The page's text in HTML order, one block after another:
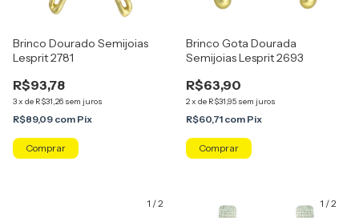
Brinco Dourado Semijoias
Lesprit 2781
R$93,78
3x de R$31,26 sem juros
R$89,09 com Pix
Comprar
Brinco Gota Dourada
Semijoias Lesprit 2693
R$63,90
2x de R$31,95 sem juros
R$60,71 com Pix
Comprar
1 /2 1 /2